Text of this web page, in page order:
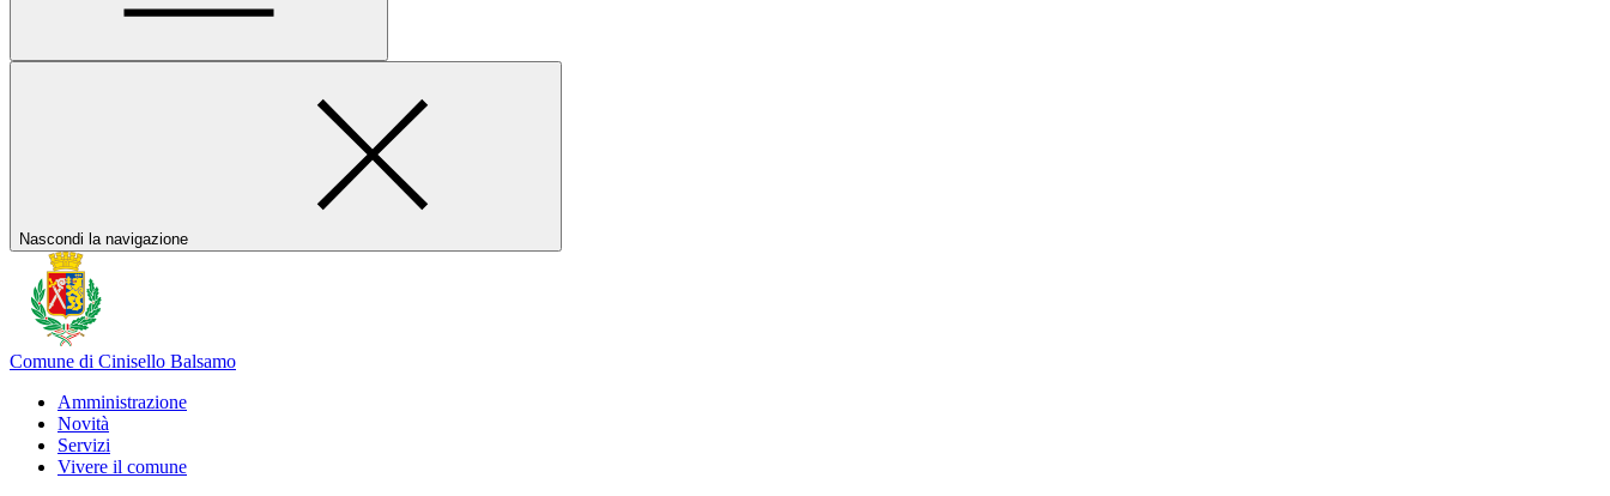
Nascondi la navigazione
Comune di Cinisello Balsamo
Amministrazione
Novità
Servizi
Vivere il comune